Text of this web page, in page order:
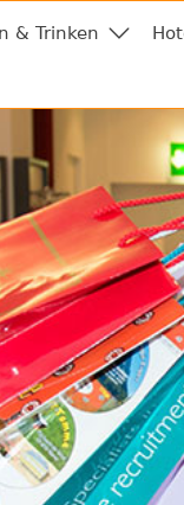
& Trinken